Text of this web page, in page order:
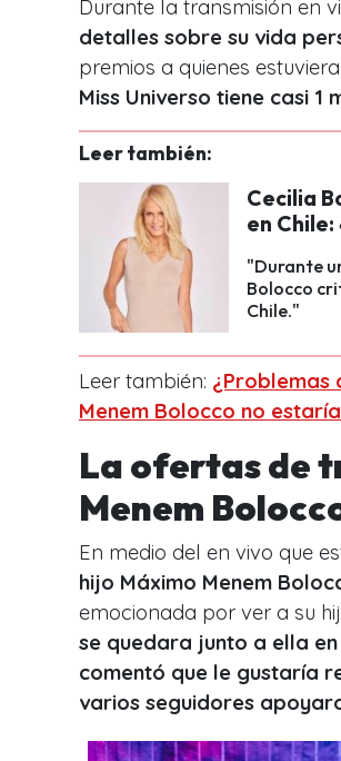
Durante la transmisión en
detalles sobre su vida
premios a quienes
Miss Universo tiene casi
Leer también:
Cecilia
en
"Durante
Bolocco
Chile."
Leer también: ¿Problemas
Menem Bolocco no
La ofertas de
Menem
En medio del en vivo que
hijo Máximo Menem
emocionada por ver a su
se quedara junto a ella
comentó que le gustaría
varios seguidores